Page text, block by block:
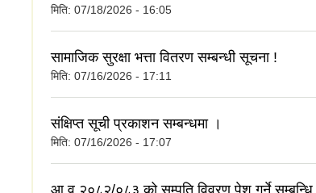
मिति: 07/18/2026 - 16:05
सामाजिक सुरक्षा भत्ता वितरण सम्बन्धी सूचना !
मिति: 07/16/2026 - 17:11
संक्षिप्त सूची प्रकाशन सम्बन्धमा ।
मिति: 07/16/2026 - 17:07
आ.व २०८२/०८३ को सम्पति विवरण पेश गर्ने